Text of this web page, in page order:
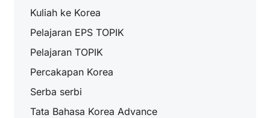
Kuliah ke Korea
Pelajaran EPS TOPIK
Pelajaran TOPIK
Percakapan Korea
Serba serbi
Tata Bahasa Korea Advance